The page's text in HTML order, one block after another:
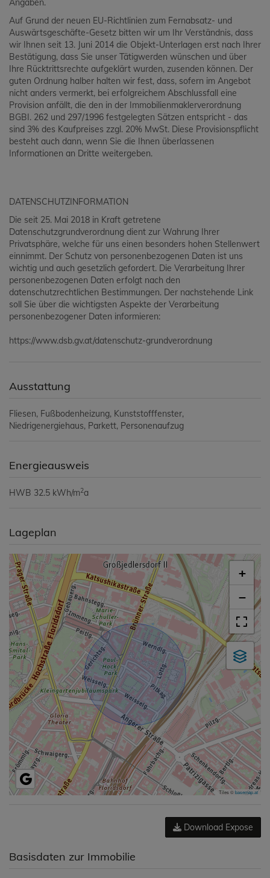
Angaben.
Auf Grund der neuen EU-Richtlinien zum Fernabsatz- und
Auswärtsgeschäfte-Gesetz bitten wir um Ihr Verständnis, dass
wir Ihnen seit 13. Juni 2014 die Objekt-Unterlagen erst nach Ihrer
Bestätigung, dass Sie unser Tätigwerden wünschen und über
Ihre Rücktrittsrechte aufgeklärt wurden, zusenden können. Der
guten Ordnung halber halten wir fest, dass, sofern im Angebot
nicht anders vermerkt, bei erfolgreichem Abschlussfall eine
Provision anfällt, die den in der Immobilienmaklerverordnung
BGBI. 262 und 297/1996 festgelegten Sätzen entspricht - das
sind 3% des Kaufpreises zzgl. 20% MwSt. Diese Provisionspflicht
besteht auch dann, wenn Sie die Ihnen überlassenen
Informationen an Dritte weitergeben.
DATENSCHUTZINFORMATION
Die seit 25. Mai 2018 in Kraft getretene
Datenschutzgrundverordnung dient zur Wahrung Ihrer
Privatsphäre, welche für uns einen besonders hohen Stellenwert
einnimmt. Der Schutz von personenbezogenen Daten ist uns
wichtig und auch gesetzlich gefordert. Die Verarbeitung Ihrer
personenbezogenen Daten erfolgt nach den
datenschutzrechtlichen Bestimmungen. Der nachstehende Link
soll Sie über die wichtigsten Aspekte der Verarbeitung
personenbezogener Daten informieren:
https://www.dsb.gv.at/datenschutz-grundverordnung
Ausstattung
Fliesen Fußbodenheizung Kunststofffenster
Niedrigenergiehaus Parkett Personenaufzug
Energieausweis
HWB 32.5 kWh/m2a
Lageplan
+
−
Tiles ©basemap.at
Download Expose
Basisdaten zur Immobilie